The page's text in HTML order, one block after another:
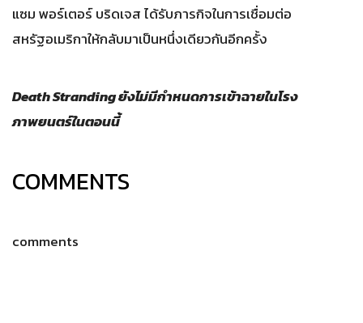
แซม พอร์เตอร์ บริดเจส ได้รับภารกิจในการเชื่อมต่อ
สหรัฐอเมริกาให้กลับมาเป็นหนึ่งเดียวกันอีกครั้ง
Death Stranding ยังไม่มีกำหนดการเข้าฉายในโรง
ภาพยนตร์ในตอนนี้
COMMENTS
comments